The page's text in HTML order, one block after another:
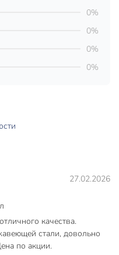
кулинарный
универсальный
сервировочный
27.02.2026
качества.
стали, довольно
по акции.
0%
0%
0%
0%